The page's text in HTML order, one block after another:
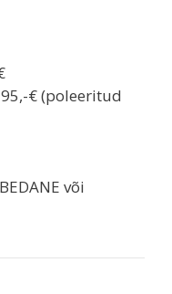
€ (poleeritud
või